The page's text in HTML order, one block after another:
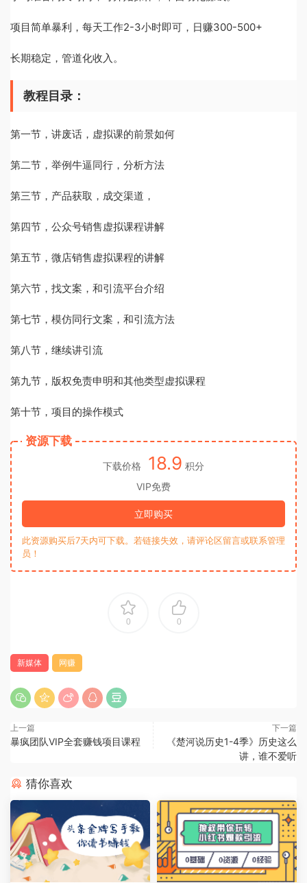
项目简单暴利，每天工作2-3小时即可，日赚300-500+
长期稳定，管道化收入。
教程目录：
第一节，讲废话，虚拟课的前景如何
第二节，举例牛逼同行，分析方法
第三节，产品获取，成交渠道，
第四节，公众号销售虚拟课程讲解
第五节，微店销售虚拟课程的讲解
第六节，找文案，和引流平台介绍
第七节，模仿同行文案，和引流方法
第八节，继续讲引流
第九节，版权免责申明和其他类型虚拟课程
第十节，项目的操作模式
资源下载
下载价格 18.9 积分
VIP免费
立即购买
此资源购买后7天内可下载。若链接失效，请评论区留言或联系管理
员！
0 0
新媒体 网赚
上一篇
暴疯团队VIP全套赚钱项目课程
下一篇
《楚河说历史1-4季》历史这么
讲，谁不爱听
猜你喜欢